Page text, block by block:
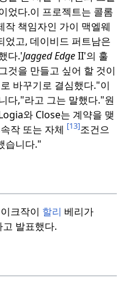
었다.이 프로젝트는 콜롬
작 책임자인 가이 맥엘웨
었고, 데이비드 퍼트남은
다.'Jagged EdgeII'의 훌
것을 만들고 싶어 할 것이
바꾸기로 결심했다."이
다,"라고 그는 말했다."원
와 Close는 계약을 맺
작 또는 자체 [13]조건으
습니다."
크작이 할리 베리가
발표했다.